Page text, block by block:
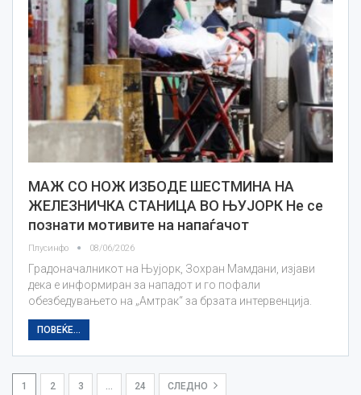
МАЖ СО НОЖ ИЗБОДЕ ШЕСТМИНА НА
ЖЕЛЕЗНИЧКА СТАНИЦА ВО ЊУЈОРК Не се
познати мотивите на напаѓачот
Плусинфо 08/06/2026
Градоначалникот на Њујорк, Зохран Мамдани, изјави
дека е информиран за нападот и го пофали
обезбедувањето на „Амтрак“ за брзата интервенција.
ПОВЕЌЕ...
1 2 3 24 СЛЕДНО